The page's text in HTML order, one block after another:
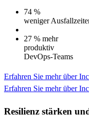
74 %
weniger
27 % mehr
produktiv
DevOps-Teams
Erfahren Sie mehr über
Erfahren Sie mehr über
Resilienz stärken